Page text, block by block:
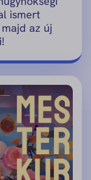
ismert
az új